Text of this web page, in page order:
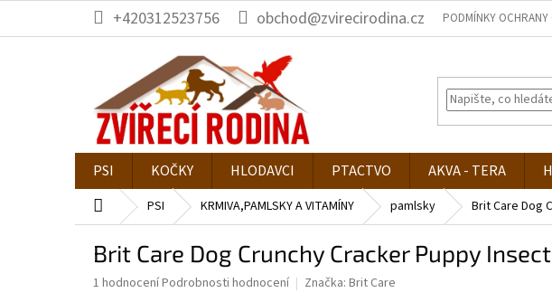
obsah
+420312523756 obchod@zvirecirodina.cz PODMÍNKY
PSI KOČKY HLODAVCI PTACTVO AKVA - TERA
Domů PSI KRMIVA,PAMLSKY A VITAMÍNY pamlsky Brit Care Dog
Brit Care Dog Crunchy Cracker Puppy
Průměrné
1 hodnoceníPodrobnosti hodnocení Značka: Brit Care